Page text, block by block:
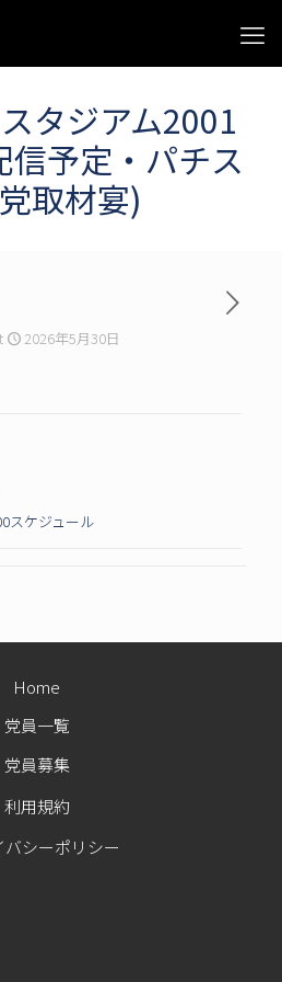
スタジアム2001
信予定・パチス
取材宴)
2026年5月30日
スケジュール
党員一覧
党員募集
利用規約
Home
バシーポリシー